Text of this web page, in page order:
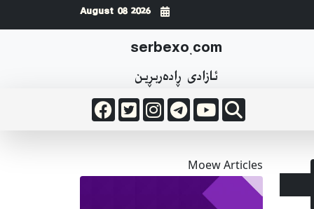
serbexo.com
ئازادی ڕاده‌ربڕین
2026 August 08
Moew Articles